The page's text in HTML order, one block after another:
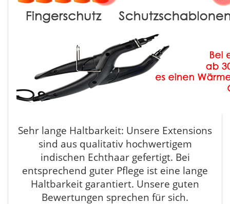
Sehr lange Haltbarkeit: Unsere Extensions
sind aus qualitativ hochwertigem
indischen Echthaar gefertigt. Bei
entsprechend guter Pflege ist eine lange
Haltbarkeit garantiert. Unsere guten
Bewertungen sprechen für sich.